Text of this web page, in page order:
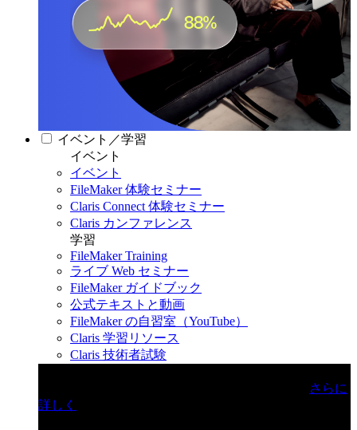
イベント／学習
イベント
イベント
FileMaker 体験セミナー
Claris Connect 体験セミナー
Claris カンファレンス
学習
FileMaker Training
ライブ Web セミナー
FileMaker ガイドブック
公式テキストと動画
FileMaker の自習室（YouTube）
Claris 学習リソース
Claris 技術者試験
さらに
詳しく